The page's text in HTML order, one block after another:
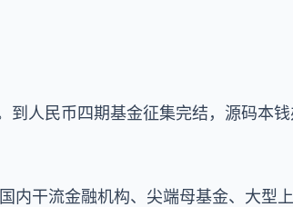
到人民币四期基金征集完结，源码本
内干流金融机构、尖端母基金、大型